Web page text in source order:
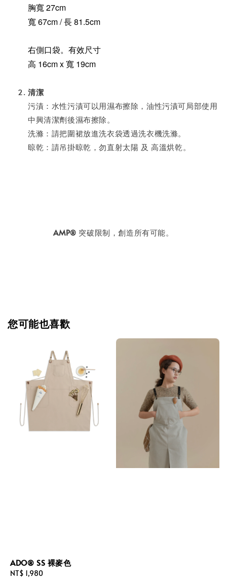
胸寬 27cm
寬 67cm / 長 81.5cm
右側口袋。有效尺寸
高 16cm x 寬 19cm
清潔
污漬：水性污漬可以用濕布擦除，油性污漬可局部使用
中興清潔劑後濕布擦除。
洗滌：請把圍裙放進洗衣袋透過洗衣機洗滌。
晾乾：請吊掛晾乾，勿直射太陽 及 高溫烘乾。
AMP® 突破限制，創造所有可能。
您可能也喜歡
ADO® SS 裸麥色
Regular
NT$ 1,980